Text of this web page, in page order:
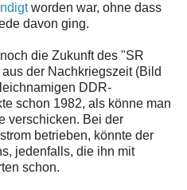
worden war, ohne dass
davon ging.
die Zukunft des "SR
der Nachkriegszeit (Bild
DDR-
schon 1982, als könne man
verschicken. Bei der
betrieben, könnte der
jedenfalls, die ihn mit
schon.